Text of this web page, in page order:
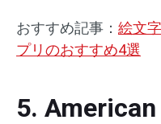
おすすめ記事： 絵文
プリのおすすめ4選
5.